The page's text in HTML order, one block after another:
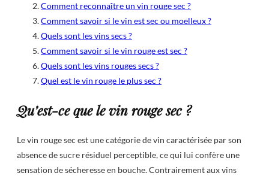
Comment reconnaître un vin rouge sec ?
Comment savoir si le vin est sec ou moelleux ?
Quels sont les vins secs ?
Comment savoir si le vin rouge est sec ?
Quels sont les vins rouges secs ?
Quel est le vin rouge le plus sec ?
Qu’est-ce que le vin rouge sec ?
Le vin rouge sec est une catégorie de vin caractérisée par son
absence de sucre résiduel perceptible, ce qui lui confère une
sensation de sécheresse en bouche. Contrairement aux vins